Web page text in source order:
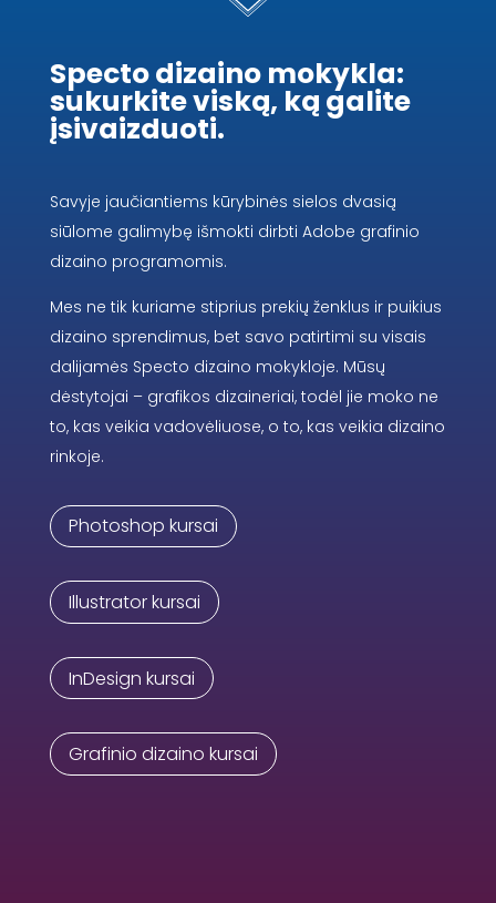
Specto dizaino mokykla:
sukurkite viską, ką galite
įsivaizduoti.
Savyje jaučiantiems kūrybinės sielos dvasią
siūlome galimybę išmokti dirbti Adobe grafinio
dizaino programomis.
Mes ne tik kuriame stiprius prekių ženklus ir puikius
dizaino sprendimus, bet savo patirtimi su visais
dalijamės Specto dizaino mokykloje. Mūsų
dėstytojai – grafikos dizaineriai, todėl jie moko ne
to, kas veikia vadovėliuose, o to, kas veikia dizaino
rinkoje.
Photoshop kursai
Illustrator kursai
InDesign kursai
Grafinio dizaino kursai